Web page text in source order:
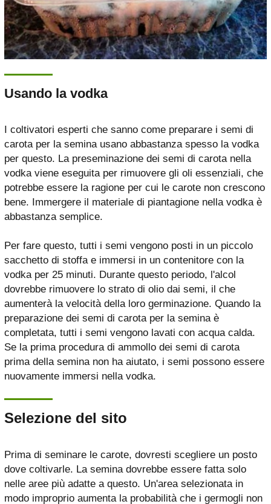
Usando la vodka
I coltivatori esperti che sanno come preparare i semi di
carota per la semina usano abbastanza spesso la vodka
per questo. La preseminazione dei semi di carota nella
vodka viene eseguita per rimuovere gli oli essenziali, che
potrebbe essere la ragione per cui le carote non crescono
bene. Immergere il materiale di piantagione nella vodka è
abbastanza semplice.
Per fare questo, tutti i semi vengono posti in un piccolo
sacchetto di stoffa e immersi in un contenitore con la
vodka per 25 minuti. Durante questo periodo, l'alcol
dovrebbe rimuovere lo strato di olio dai semi, il che
aumenterà la velocità della loro germinazione. Quando la
preparazione dei semi di carota per la semina è
completata, tutti i semi vengono lavati con acqua calda.
Se la prima procedura di ammollo dei semi di carota
prima della semina non ha aiutato, i semi possono essere
nuovamente immersi nella vodka.
Selezione del sito
Prima di seminare le carote, dovresti scegliere un posto
dove coltivarle. La semina dovrebbe essere fatta solo
nelle aree più adatte a questo. Un'area selezionata in
modo improprio aumenta la probabilità che i germogli non